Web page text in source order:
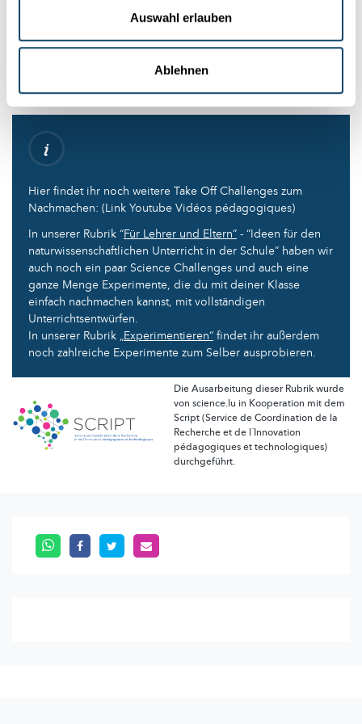
Auswahl erlauben
Ablehnen
Autoren: Lucie Zeches, Joseph Rodesch (FNR)
Editoren: Jean-Paul Bertemes, Michèle Weber (FNR)
Hier findet ihr noch weitere Take Off Challenges zum
Nachmachen: (Link Youtube Vidéos pédagogiques)
In unserer Rubrik “Für Lehrer und Eltern” - “Ideen für den
naturwissenschaftlichen Unterricht in der Schule” haben wir
auch noch ein paar Science Challenges und auch eine
ganze Menge Experimente, die du mit deiner Klasse
einfach nachmachen kannst, mit vollständigen
Unterrichtsentwürfen.
In unserer Rubrik „Experimentieren“ findet ihr außerdem
noch zahlreiche Experimente zum Selber ausprobieren.
Die Ausarbeitung dieser Rubrik wurde
von science.lu in Kooperation mit dem
Script (Service de Coordination de la
Recherche et de l´Innovation
pédagogiques et technologiques)
durchgeführt.